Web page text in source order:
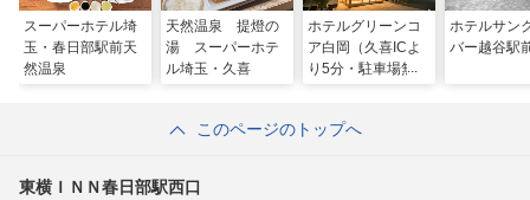
スーパーホテル埼
玉・春日部駅前天
然温泉
天然温泉 提燈の
湯 スーパーホテ
ル埼玉・久喜
ホテルグリーンコ
ア白岡（久喜ICよ
り5分・駐車場無
ホテルサン
バー越谷駅
このページのトップへ
東横ＩＮＮ春日部駅西口